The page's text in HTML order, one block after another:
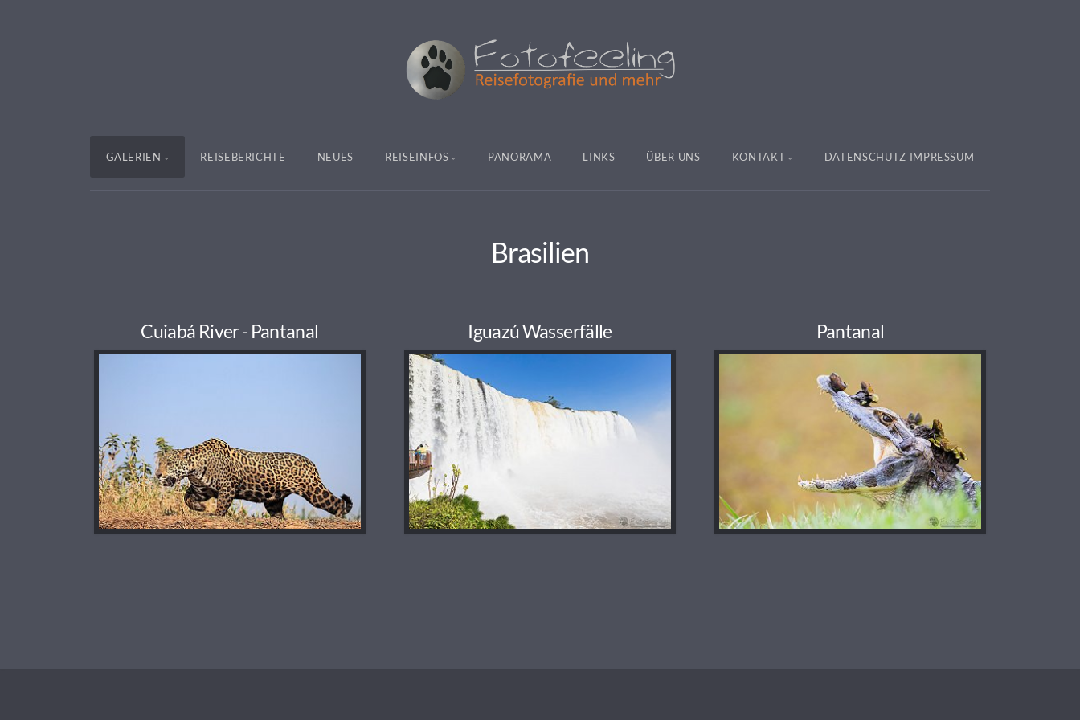
GALERIEN REISEBERICHTE NEUES REISEINFOS PANORAMA LINKS ÜBER UNS KONTAKT DATENSCHUTZ IMPRESSUM
Brasilien
Cuiabá River - Pantanal Iguazú Wasserfälle Pantanal